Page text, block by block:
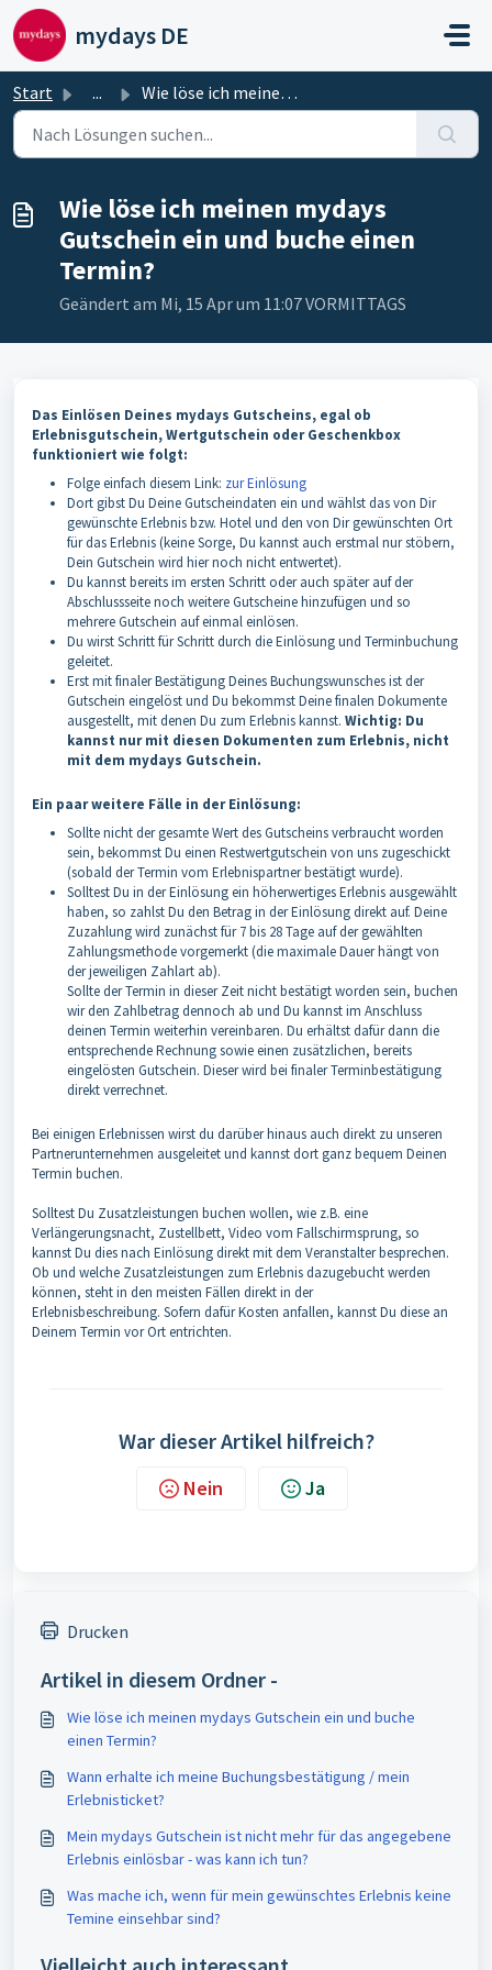
Zum hauptsächlichen Inhalt gehen
mydays DE
Start ... Wie löse ich meinen mydays Gutschein ein und buche einen ...
Wie löse ich meinen mydays
Gutschein ein und buche einen
Termin?
Geändert am Mi, 15 Apr um 11:07 VORMITTAGS
Das Einlösen Deines mydays Gutscheins, egal ob
Erlebnisgutschein, Wertgutschein oder Geschenkbox
funktioniert wie folgt:
Folge einfach diesem Link: zur Einlösung
Dort gibst Du Deine Gutscheindaten ein und wählst das von Dir
gewünschte Erlebnis bzw. Hotel und den von Dir gewünschten Ort
für das Erlebnis (keine Sorge, Du kannst auch erstmal nur stöbern,
Dein Gutschein wird hier noch nicht entwertet).
Du kannst bereits im ersten Schritt oder auch später auf der
Abschlussseite noch weitere Gutscheine hinzufügen und so
mehrere Gutschein auf einmal einlösen.
Du wirst Schritt für Schritt durch die Einlösung und Terminbuchung
geleitet.
Erst mit finaler Bestätigung Deines Buchungswunsches ist der
Gutschein eingelöst und Du bekommst Deine finalen Dokumente
ausgestellt, mit denen Du zum Erlebnis kannst. Wichtig: Du
kannst nur mit diesen Dokumenten zum Erlebnis, nicht
mit dem mydays Gutschein.
Ein paar weitere Fälle in der Einlösung:
Sollte nicht der gesamte Wert des Gutscheins verbraucht worden
sein, bekommst Du einen Restwertgutschein von uns zugeschickt
(sobald der Termin vom Erlebnispartner bestätigt wurde).
Solltest Du in der Einlösung ein höherwertiges Erlebnis ausgewählt
haben, so zahlst Du den Betrag in der Einlösung direkt auf. Deine
Zuzahlung wird zunächst für 7 bis 28 Tage auf der gewählten
Zahlungsmethode vorgemerkt (die maximale Dauer hängt von
der jeweiligen Zahlart ab).
Sollte der Termin in dieser Zeit nicht bestätigt worden sein, buchen
wir den Zahlbetrag dennoch ab und Du kannst im Anschluss
deinen Termin weiterhin vereinbaren. Du erhältst dafür dann die
entsprechende Rechnung sowie einen zusätzlichen, bereits
eingelösten Gutschein. Dieser wird bei finaler Terminbestätigung
direkt verrechnet.
Bei einigen Erlebnissen wirst du darüber hinaus auch direkt zu unseren
Partnerunternehmen ausgeleitet und kannst dort ganz bequem Deinen
Termin buchen.
Solltest Du Zusatzleistungen buchen wollen, wie z.B. eine
Verlängerungsnacht, Zustellbett, Video vom Fallschirmsprung, so
kannst Du dies nach Einlösung direkt mit dem Veranstalter besprechen.
Ob und welche Zusatzleistungen zum Erlebnis dazugebucht werden
können, steht in den meisten Fällen direkt in der
Erlebnisbeschreibung. Sofern dafür Kosten anfallen, kannst Du diese an
Deinem Termin vor Ort entrichten.
War dieser Artikel hilfreich?
Nein Ja
Drucken
Artikel in diesem Ordner -
Wie löse ich meinen mydays Gutschein ein und buche
einen Termin?
Wann erhalte ich meine Buchungsbestätigung / mein
Erlebnisticket?
Mein mydays Gutschein ist nicht mehr für das angegebene
Erlebnis einlösbar - was kann ich tun?
Was mache ich, wenn für mein gewünschtes Erlebnis keine
Temine einsehbar sind?